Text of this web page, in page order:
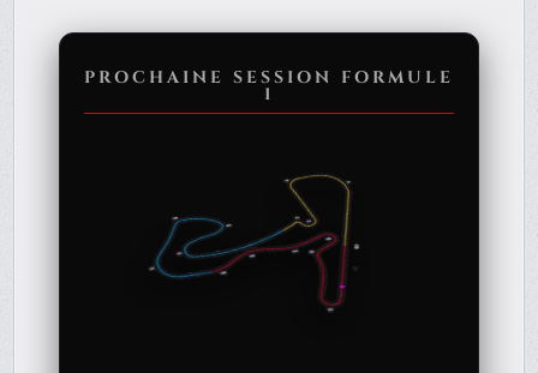
PROCHAINE SESSION FORMULE
1